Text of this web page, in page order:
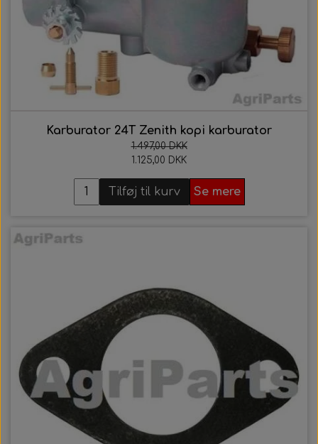
Karburator 24T Zenith kopi karburator
1.497,00 DKK
1.125,00 DKK
Tilføj til kurv Se mere